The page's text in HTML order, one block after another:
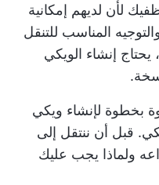
لأن لديهم إمكانية
المناسب للتنقل
إنشاء الويكي
بخطوة لإنشاء ويكي
قبل أن ننتقل إلى
ولماذا يجب عليك